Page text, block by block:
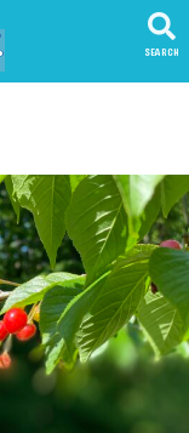
SEARCH